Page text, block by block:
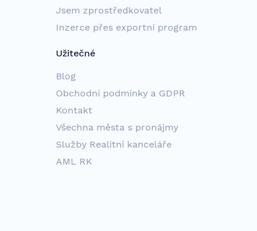
Jsem zprostředkovatel
Inzerce přes exportní program
Užitečné
Blog
Obchodní podmínky a GDPR
Kontakt
Všechna města s pronájmy
Služby Realitní kanceláře
AML RK